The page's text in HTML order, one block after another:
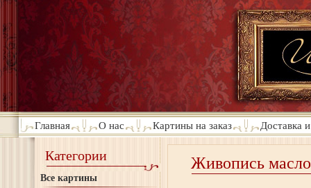
Главная О нас Картины на заказ Доставка
Категории
Все картины
Живопись